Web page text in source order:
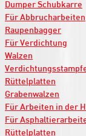
Dumper Schubkarre
Für Abbrucharbeiten
Raupenbagger
Für Verdichtung
Walzen
Rüttelplatten
Grabenwalzen
Für Arbeiten in der
Für
Rüttelplatten